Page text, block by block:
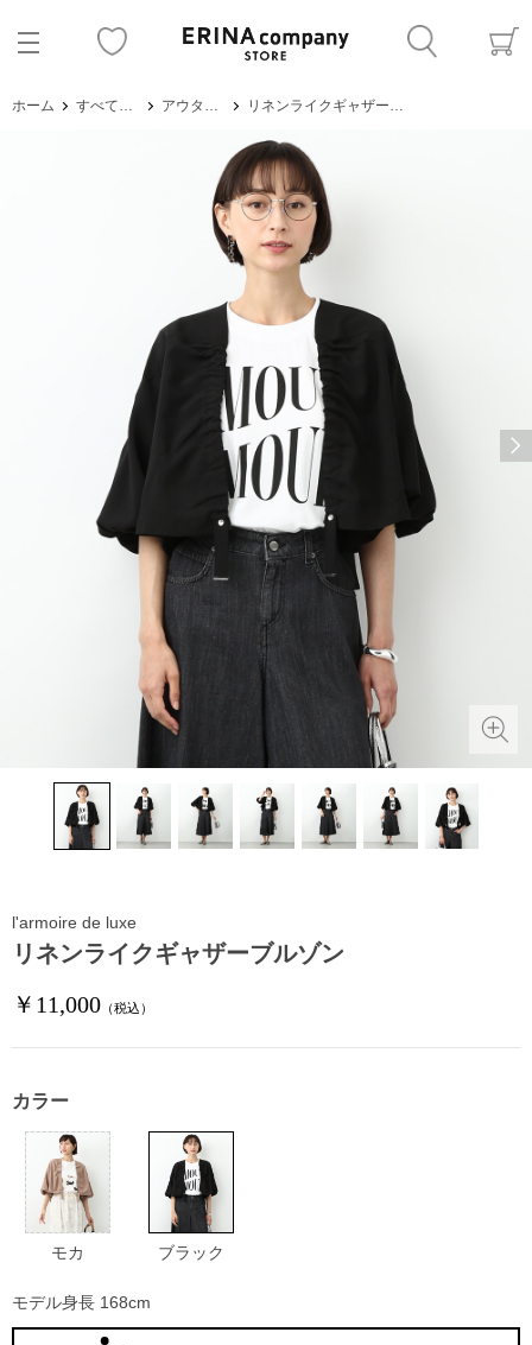
ホーム すべてのアイテム アウター・ジャケット リネンライクギャザーブルゾン
リネンライクギャザーブルゾン
￥11,000 （税込）
l'armoire de luxe
カラー
モカ ブラック
モデル身長 168cm